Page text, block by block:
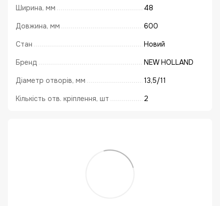
Ширина, мм 48
Довжина, мм 600
Стан Новий
Бренд NEW HOLLAND
Діаметр отворів, мм 13,5/11
Кількість отв. кріплення, шт 2